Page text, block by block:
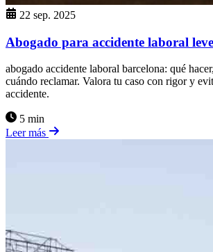
22 sep. 2025
Abogado para accidente laboral
abogado accidente laboral barcelona: qué
cuándo reclamar. Valora tu caso con rigor y
accidente.
5 min
Leer más